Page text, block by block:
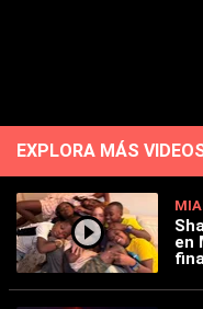
EXPLORA MÁS
en